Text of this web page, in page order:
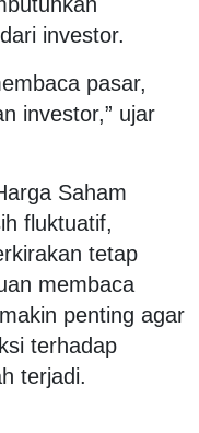
investor.
pasar,
investor,” ujar
Saham
fluktuatif,
tetap
membaca
penting agar
terhadap
terjadi.